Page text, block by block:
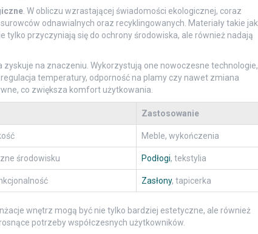
. W obliczu wzrastającej świadomości ekologicznej, coraz
odnawialnych oraz recyklingowanych. Materiały takie jak
przyczyniają się do ochrony środowiska, ale również nadają
na znaczeniu. Wykorzystują one nowoczesne technologie,
temperatury, odporność na plamy czy nawet zmiana
co zwiększa komfort użytkowania.
Zastosowanie
Meble, wykończenia
środowisku Podłogi, tekstylia
Zasłony, tapicerka
wnętrz mogą być nie tylko bardziej estetyczne, ale również
potrzeby współczesnych użytkowników.